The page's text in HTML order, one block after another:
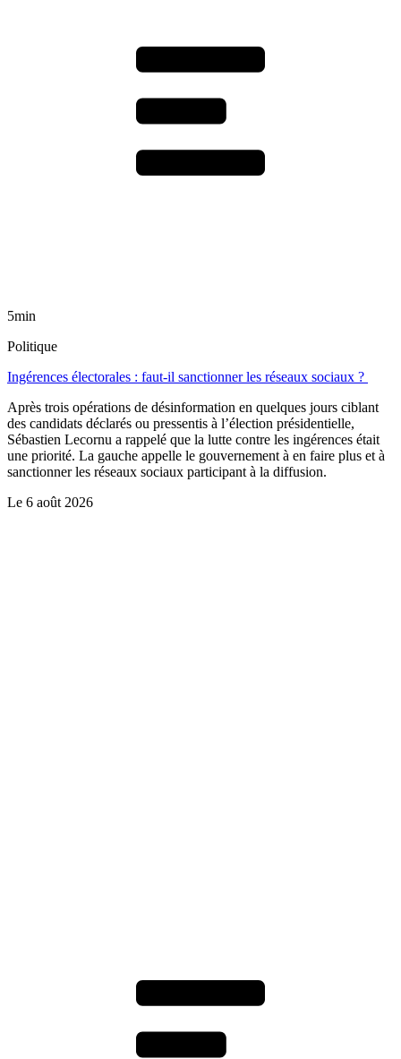
5min
Politique
Ingérences électorales : faut-il sanctionner les réseaux sociaux ?
Après trois opérations de désinformation en quelques jours ciblant
des candidats déclarés ou pressentis à l’élection présidentielle,
Sébastien Lecornu a rappelé que la lutte contre les ingérences était
une priorité. La gauche appelle le gouvernement à en faire plus et à
sanctionner les réseaux sociaux participant à la diffusion.
Le 6 août 2026